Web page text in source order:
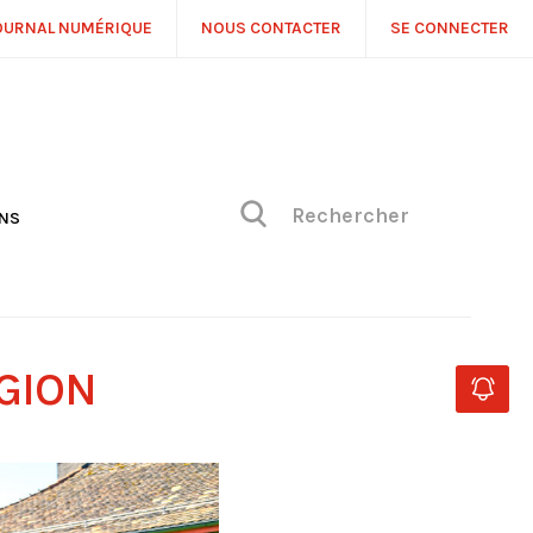
NUMÉRIQUE NOUS CONTACTER SE CONNECTER